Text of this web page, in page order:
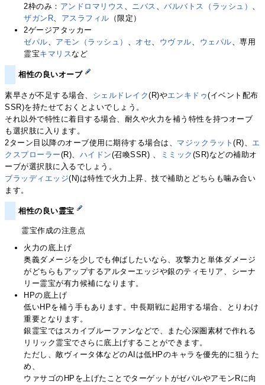
2枠のみ： アンドロマリウス 、 ニバス 、バルバトス（ラッシュ） 、
ザガンR、 アスラフィル （限定）
2ゲージアタッカー
ゼパル、 アモン（ラッシュ） 、 オセ、 ウヴァル、 ウェパル、専用
霊宝キマリスなど
相性の良いオーブ
素早さが不足する場合、 シェルドレイク(R)やエンキドゥ(イベント配布
SSR)を持たせておくとよいでしょう。
それ以外で特性に着目する場合、耐久や火力を補う特性を持つオーブ
も選択肢に入ります。
2ターン目以降のオーブ使用に期待する場合は、 マジックラット(R)、 エ
クスプローラー(R)、 ハイドン(召喚SSR) 、 ミミック (SR)などの補助オ
ーブが選択肢に入るでしょう。
ブラッディエッジ(N)は特性で火力上昇、技で補助とどちらも噛み合い
ます。
相性の良い霊宝
霊宝作成の注意点
火力の底上げ
奥義ダメージを少しでも伸ばしたいなら、攻撃力と単体ダメージ
がどちらもアップするアルターエッジや銀のティモリア、シーナ
リー霊宝が有力候補になります。
HPの底上げ
低いHPを補う手もあります。中長期戦に起用する場合、とりわけ
重要となります。
銀霊宝ではスカイブルーファンなどで、また心深圏素材で作れる
リリック霊宝でさらに底上げすることができます。
ただし、敵ヴィータ体などのAIは低HPのキャラを優先的に狙うた
め、
ウァサゴのHPを上げたことでターゲットがゼパルやアモンRに向